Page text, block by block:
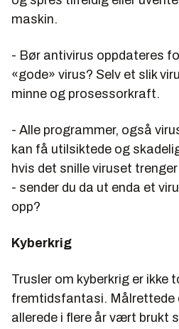
maskin.
- Bør antivirus oppdateres
«gode» virus? Selv et slik
minne og prosessorkraft.
- Alle programmer, også
kan få utilsiktede og
hvis det snille viruset
- sender du da ut enda et
opp?
Kyberkrig
Trusler om kyberkrig er ikke
fremtidsfantasi. Målrettede
allerede i flere år vært brukt